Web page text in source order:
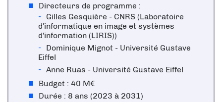
Directeurs de programme :
Gilles Gesquière - CNRS (Laboratoire
d'informatique en image et systèmes
d'information (LIRIS))
Dominique Mignot - Université Gustave
Eiffel
Anne Ruas - Université Gustave Eiffel
Budget : 40 M€
Durée : 8 ans (2023 à 2031)